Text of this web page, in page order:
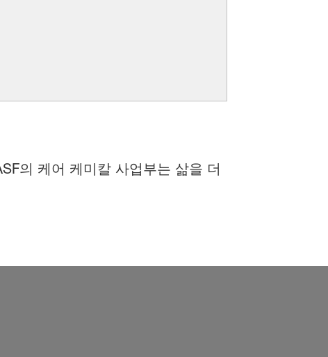
의 케어 케미칼 사업부는 삶을 더